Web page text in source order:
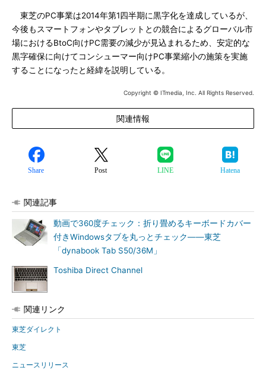
東芝のPC事業は2014年第1四半期に黒字化を達成しているが、
今後もスマートフォンやタブレットとの競合によるグローバル市
場におけるBtoC向けPC需要の減少が見込まれるため、安定的な
黒字確保に向けてコンシューマー向けPC事業縮小の施策を実施
することになったと経緯を説明している。
Copyright © ITmedia, Inc. All Rights Reserved.
関連情報
Share Post LINE Hatena
関連記事
動画で360度チェック：折り畳めるキーボードカバー
付きWindowsタブを丸っとチェック――東芝
「dynabook Tab S50/36M」
Toshiba Direct Channel
関連リンク
東芝ダイレクト
東芝
ニュースリリース